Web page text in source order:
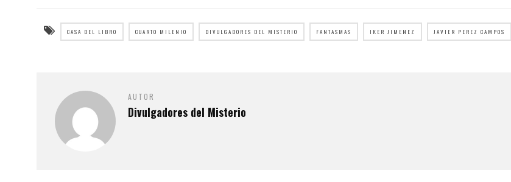
CASA DEL LIBRO CUARTO MILENIO DIVULGADORES DEL MISTERIO FANTASMAS IKER JIMENEZ JAVIER PEREZ CAMPOS
AUTOR
Divulgadores del Misterio